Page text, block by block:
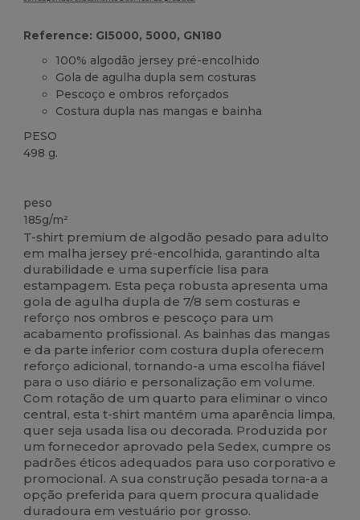
Reference: GI5000, 5000, GN180
100% algodão jersey pré-encolhido
Gola de agulha dupla sem costuras
Pescoço e ombros reforçados
Costura dupla nas mangas e bainha
PESO
498 g.
peso
185g/m²
T-shirt premium de algodão pesado para adulto
em malha jersey pré-encolhida, garantindo alta
durabilidade e uma superfície lisa para
estampagem. Esta peça robusta apresenta uma
gola de agulha dupla de 7/8 sem costuras e
reforço nos ombros e pescoço para um
acabamento profissional. As bainhas das mangas
e da parte inferior com costura dupla oferecem
reforço adicional, tornando-a uma escolha fiável
para o uso diário e personalização em volume.
Com rotação de um quarto para eliminar o vinco
central, esta t-shirt mantém uma aparência limpa,
quer seja usada lisa ou decorada. Produzida por
um fornecedor aprovado pela Sedex, cumpre os
padrões éticos adequados para uso corporativo e
promocional. A sua construção pesada torna-a a
opção preferida para quem procura qualidade
duradoura em vestuário por grosso.